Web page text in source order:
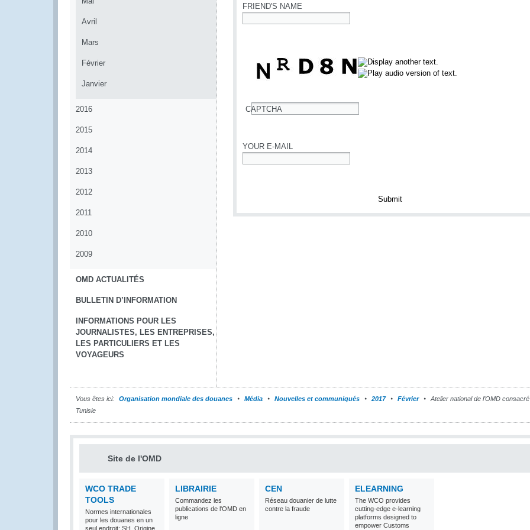
Avril
Mars
Février
Janvier
2016
2015
2014
2013
2012
2011
2010
2009
OMD ACTUALITÉS
BULLETIN D’INFORMATION
INFORMATIONS POUR LES
JOURNALISTES, LES ENTREPRISES,
LES PARTICULIERS ET LES
VOYAGEURS
FRIEND'S NAME
CAPTCHA
YOUR E-MAIL
Vous êtes ici: Organisation mondiale des douanes Média Nouvelles et communiqués 2017 Février
Atelier national de l’OMD
Tunisie
Site de l'OMD
WCO TRADE
TOOLS
Normes internationales
pour les douanes en un
seul endroit: SH, Origine
LIBRAIRIE
Commandez les
publications de l'OMD en
ligne
CEN
Réseau douanier de lutte
contre la fraude
ELEARNING
The WCO provides
cutting-edge e-learning
platforms designed to
empower Customs